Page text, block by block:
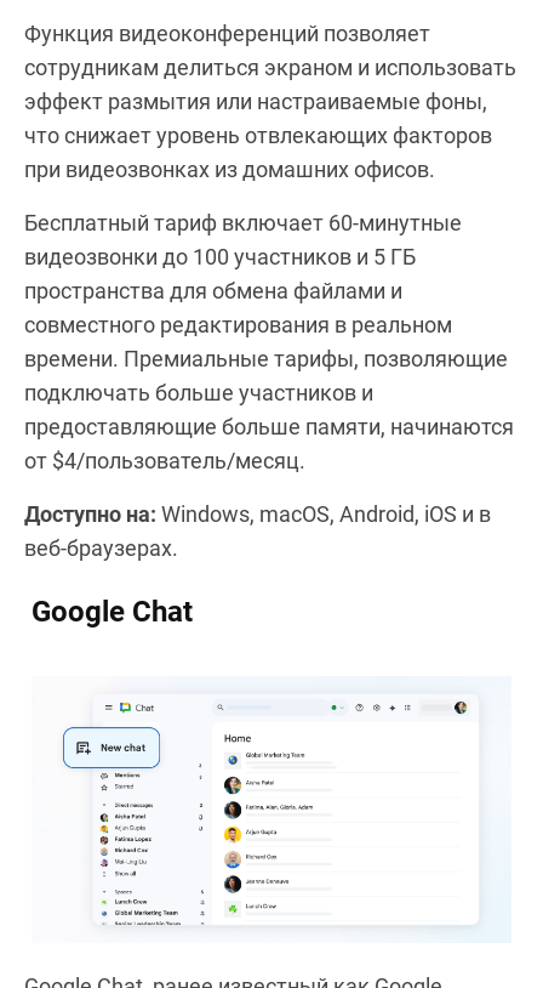
Функция видеоконференций позволяет
сотрудникам делиться экраном и использовать
эффект размытия или настраиваемые фоны,
что снижает уровень отвлекающих факторов
при видеозвонках из домашних офисов.
Бесплатный тариф включает 60-минутные
видеозвонки до 100 участников и 5 ГБ
пространства для обмена файлами и
совместного редактирования в реальном
времени. Премиальные тарифы, позволяющие
подключать больше участников и
предоставляющие больше памяти, начинаются
от $4/пользователь/месяц.
Доступно на: Windows, macOS, Android, iOS и в
веб-браузерах.
Google Chat